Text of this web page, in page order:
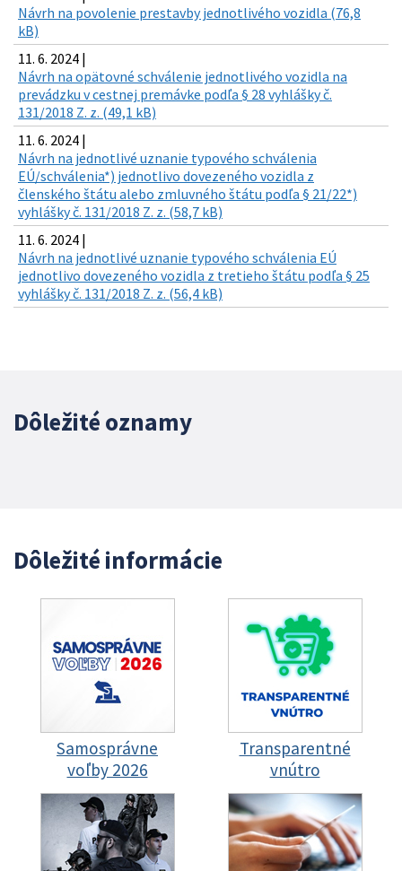
Návrh na povolenie prestavby jednotlivého vozidla (76,8
kB)
11. 6. 2024 |
Návrh na opätovné schválenie jednotlivého vozidla na
prevádzku v cestnej premávke podľa § 28 vyhlášky č.
131/2018 Z. z. (49,1 kB)
11. 6. 2024 |
Návrh na jednotlivé uznanie typového schválenia
EÚ/schválenia*) jednotlivo dovezeného vozidla z
členského štátu alebo zmluvného štátu podľa § 21/22*)
vyhlášky č. 131/2018 Z. z. (58,7 kB)
11. 6. 2024 |
Návrh na jednotlivé uznanie typového schválenia EÚ
jednotlivo dovezeného vozidla z tretieho štátu podľa § 25
vyhlášky č. 131/2018 Z. z. (56,4 kB)
Dôležité oznamy
Dôležité informácie
Samosprávne
voľby 2026
Transparentné
vnútro